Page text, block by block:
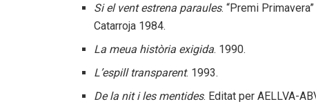
Si el vent estrena paraules. “Premi
Catarroja 1984.
La meua història exigida. 1990.
L’espill transparent. 1993.
De la nit i les mentides. Editat per AELLVA-